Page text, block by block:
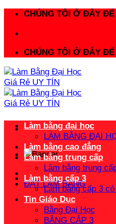
CHÚNG TÔI Ở ĐÂY
CHÚNG TÔI Ở ĐÂY
ĐẶT LÀM BẰNG
Làm bằng đại học
LÀM BẰNG ĐẠI
Làm bằng cao đẳng
Làm bằng trung cấp
Làm bằng trung
Làm bằng cấp 3
Làm bằng cấp 3
Tin Giáo Dục
Bằng Đại Học
BẰNG CẤP 3